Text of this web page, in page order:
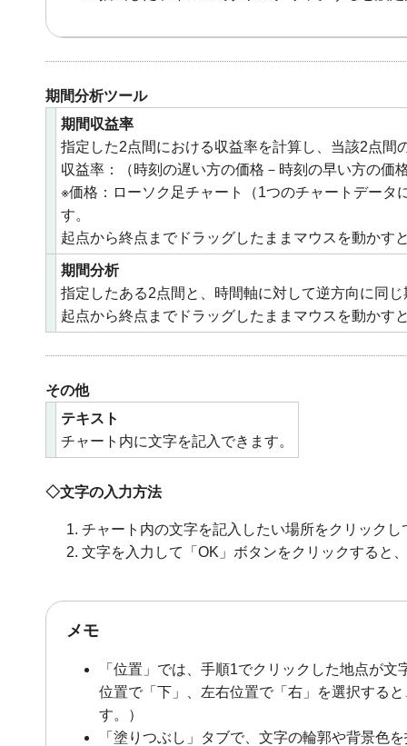
期間分析ツール
期間収益率
指定した2点間における収益率を計算し、当該2点
収益率：（時刻の遅い方の価格－時刻の早い方の価
※価格：ローソク足チャート（1つのチャートデー
す。
起点から終点までドラッグしたままマウスを動かす
期間分析
指定したある2点間と、時間軸に対して逆方向に同
起点から終点までドラッグしたままマウスを動かす
その他
テキスト
チャート内に文字を記入できます。
◇文字の入力方法
チャート内の文字を記入したい場所をクリック
文字を入力して「OK」ボタンをクリックすると
メモ
「位置」では、手順1でクリックした地点が
位置で「下」、左右位置で「右」を選択する
す。）
「塗りつぶし」タブで、文字の輪郭や背景色